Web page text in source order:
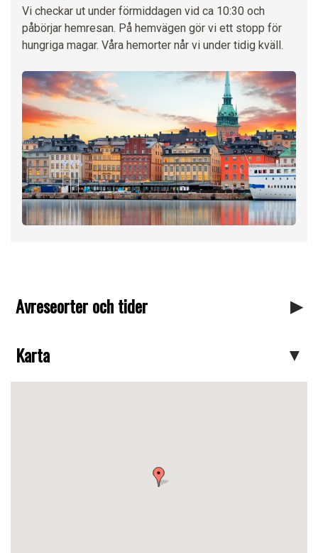
Vi checkar ut under förmiddagen vid ca 10:30 och
påbörjar hemresan. På hemvägen gör vi ett stopp för
hungriga magar. Våra hemorter når vi under tidig kväll.
Avreseorter och tider
Karta